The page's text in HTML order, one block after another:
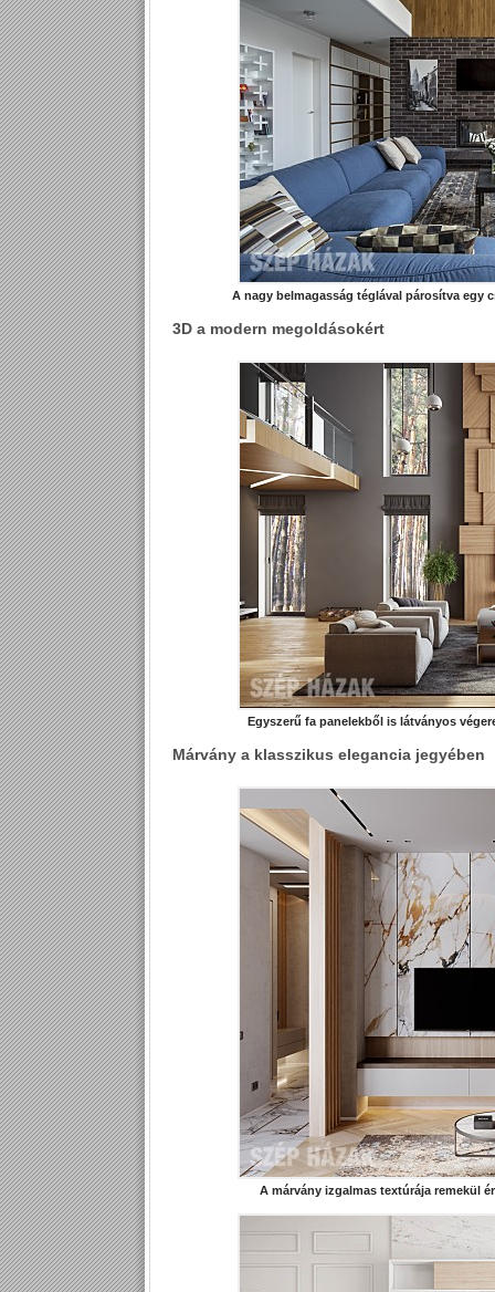
A nagy belmagasság téglával párosítva
3D a modern megoldásokért
Egyszerű fa panelekből is látványos
Márvány a klasszikus elegancia jegyében
A márvány izgalmas textúrája remekül